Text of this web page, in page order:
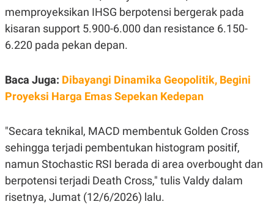
A
D
A
T
G
S
K
O
N
N
T
V
L
P
JARINGAN
memproyeksikan IHSG berpotensi bergerak pada
kisaran support 5.900-6.000 dan resistance 6.150-
6.220 pada pekan depan.
Baca Juga: Dibayangi Dinamika Geopolitik, Begini
Proyeksi Harga Emas Sepekan Kedepan
"Secara teknikal, MACD membentuk Golden Cross
sehingga terjadi pembentukan histogram positif,
namun Stochastic RSI berada di area overbought dan
berpotensi terjadi Death Cross," tulis Valdy dalam
risetnya, Jumat (12/6/2026) lalu.